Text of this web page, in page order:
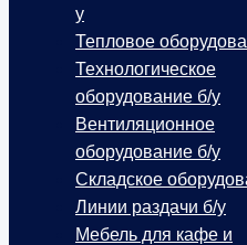
у
Тепловое
Технологическое
оборудование б/у
Вентиляционное
оборудование б/у
Складское
Линии раздачи б/у
Мебель для кафе и